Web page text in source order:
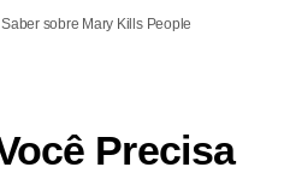
sobre Mary Kills People
Precisa